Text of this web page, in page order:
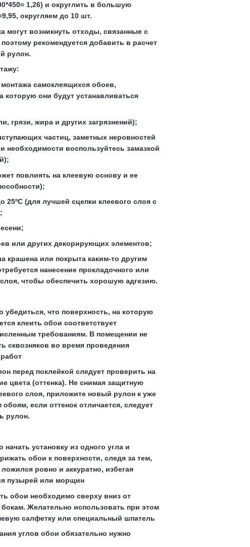
1,26) и округлить в большую
округляем до 10 шт.
могут возникнуть отходы, связанные с
рекомендуется добавить в расчет
рулон.
самоклеящихся обоев,
которую они будут устанавливаться
грязи, жира и других загрязнений);
частиц, заметных неровностей
необходимости воспользуйтесь замазкой
повлиять на клеевую основу и ее
25ºС (для лучшей сцепки клеевого слоя с
или других декорирующих элементов;
крашена или покрыта каким-то другим
нанесение прокладочного или
слоя, чтобы обеспечить хорошую адгезию.
убедиться, что поверхность, на которую
клеить обои соответствует
требованиям. В помещении не
сквозняков во время проведения
перед поклейкой следует проверить на
цвета (оттенка). Не снимая защитную
слоя, приложите новый рулон к уже
обоям, если оттенок отличается, следует
рулон.
начать установку из одного угла и
обои к поверхности, следя за тем,
ровно и аккуратно, избегая
пузырей или морщин
обои необходимо сверху вниз от
Желательно использовать при этом
салфетку или специальный шпатель
углов обои обязательно нужно